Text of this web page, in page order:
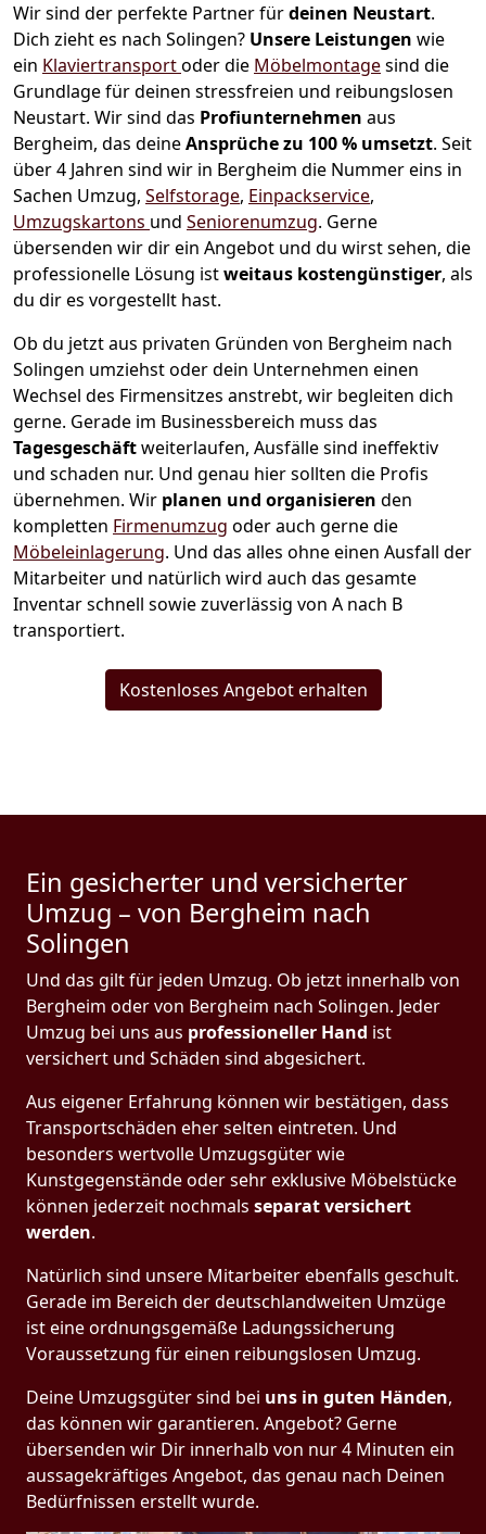
Wir sind der perfekte Partner fürdeinen Neustart.
Dich zieht es nach Solingen? Unsere Leistungen wie
ein Klaviertransportoder die Möbelmontagesind die
Grundlage für deinen stressfreien und reibungslosen
Neustart. Wir sind das Profiunternehmen aus
Bergheim, das deineAnsprüche zu 100 % umsetzt. Seit
über 4 Jahren sind wir in Bergheim die Nummer eins in
Sachen Umzug, Selfstorage, Einpackservice,
Umzugskartons und Seniorenumzug. Gerne
übersenden wir dir ein Angebot und du wirst sehen, die
professionelle Lösung istweitaus kostengünstiger, als
du dir es vorgestellt hast.
Ob du jetzt aus privaten Gründen von Bergheim nach
Solingen umziehst oder dein Unternehmen einen
Wechsel des Firmensitzes anstrebt, wir begleiten dich
gerne. Gerade im Businessbereich muss das
Tagesgeschäftweiterlaufen, Ausfälle sind ineffektiv
und schaden nur. Und genau hier sollten die Profis
übernehmen. Wir planen und organisieren den
kompletten Firmenumzug oder auch gerne die
Möbeleinlagerung. Und das alles ohne einen Ausfall der
Mitarbeiter und natürlich wird auch das gesamte
Inventar schnell sowie zuverlässig von A nach B
transportiert.
Kostenloses Angebot erhalten
Ein gesicherter und versicherter
Umzug – von Bergheim nach
Solingen
Und das gilt für jeden Umzug. Ob jetzt innerhalb von
Bergheim oder von Bergheim nach Solingen. Jeder
Umzug bei uns aus professioneller Hand ist
versichert und Schäden sind abgesichert.
Aus eigener Erfahrung können wir bestätigen, dass
Transportschäden eher selten eintreten. Und
besonders wertvolle Umzugsgüter wie
Kunstgegenstände oder sehr exklusive Möbelstücke
können jederzeit nochmals separat versichert
werden.
Natürlich sind unsere Mitarbeiter ebenfalls geschult.
Gerade im Bereich der deutschlandweiten Umzüge
ist eine ordnungsgemäße Ladungssicherung
Voraussetzung für einen reibungslosen Umzug.
Deine Umzugsgüter sind bei uns in guten Händen,
das können wir garantieren. Angebot? Gerne
übersenden wir Dir innerhalb von nur 4 Minuten ein
aussagekräftiges Angebot, das genau nach Deinen
Bedürfnissen erstellt wurde.